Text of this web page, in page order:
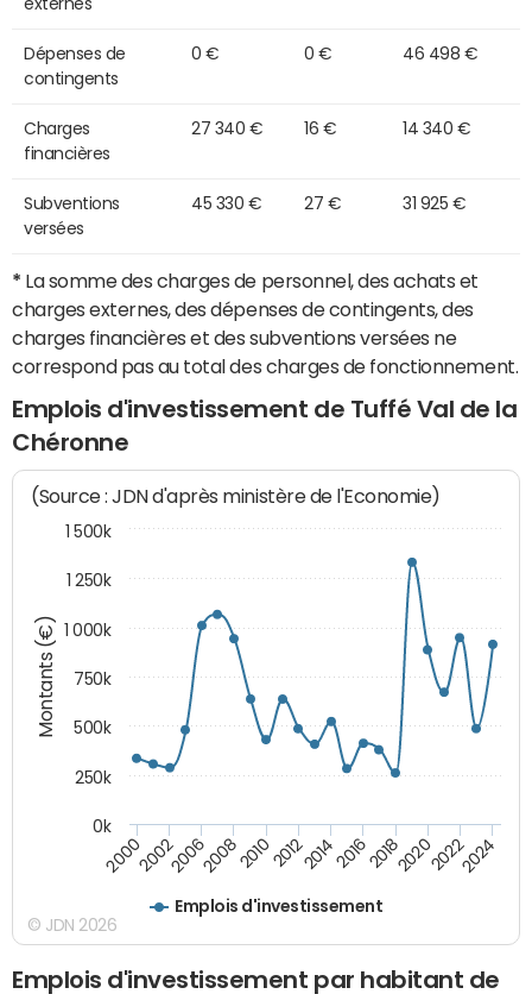
externes
Dépenses de
contingents
0 € 0 € 46 498 €
Charges
financières
27 340 € 16 € 14 340 €
Subventions
versées
45 330 € 27 € 31 925 €
* La somme des charges de personnel, des achats et
charges externes, des dépenses de contingents, des
charges financières et des subventions versées ne
correspond pas au total des charges de fonctionnement.
Emplois d'investissement de Tuffé Val de la
Chéronne
Montants (€)
(Source : JDN d'après ministère de l'Economie)
Emplois d'investissement
200020022006200820102012201420162018202020222024
0k
250k
500k
750k
1 000k
1 250k
1 500k
© JDN 2026
Emplois d'investissement par habitant de